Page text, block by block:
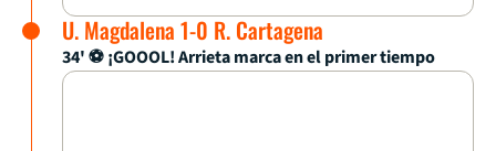
U. Magdalena 1-0 R. Cartagena
34' ⚽ ¡GOOOL! Arrieta marca en el primer tiempo